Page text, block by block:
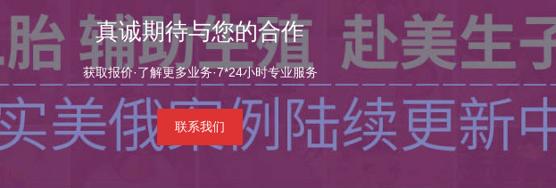
真诚期待与您的合作
获取报价·了解更多业务·7*24小时专业服务
联系我们